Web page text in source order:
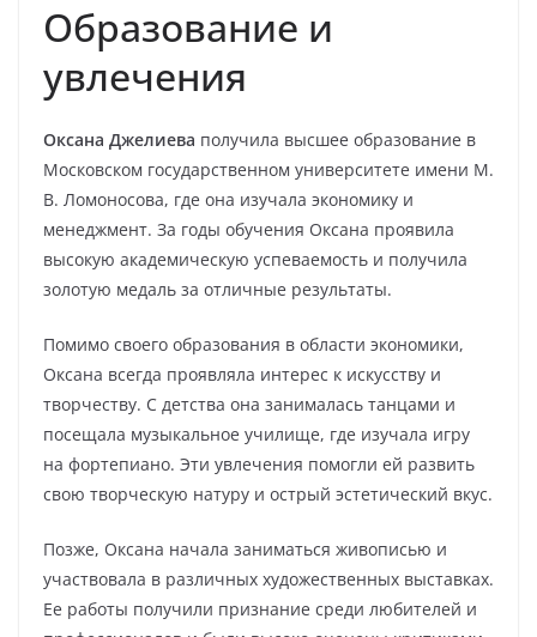
Образование и
увлечения
Оксана Джелиева получила высшее образование в
Московском государственном университете имени М.
В. Ломоносова, где она изучала экономику и
менеджмент. За годы обучения Оксана проявила
высокую академическую успеваемость и получила
золотую медаль за отличные результаты.
Помимо своего образования в области экономики,
Оксана всегда проявляла интерес к искусству и
творчеству. С детства она занималась танцами и
посещала музыкальное училище, где изучала игру
на фортепиано. Эти увлечения помогли ей развить
свою творческую натуру и острый эстетический вкус.
Позже, Оксана начала заниматься живописью и
участвовала в различных художественных выставках.
Ее работы получили признание среди любителей и